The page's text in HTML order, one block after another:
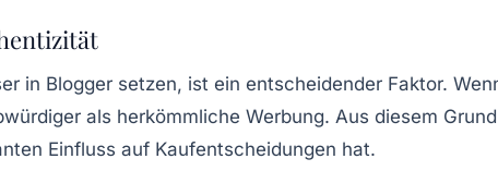
in Blogger setzen, ist ein entscheidender Faktor.
als herkömmliche Werbung. Aus diesem
Einfluss auf Kaufentscheidungen hat.